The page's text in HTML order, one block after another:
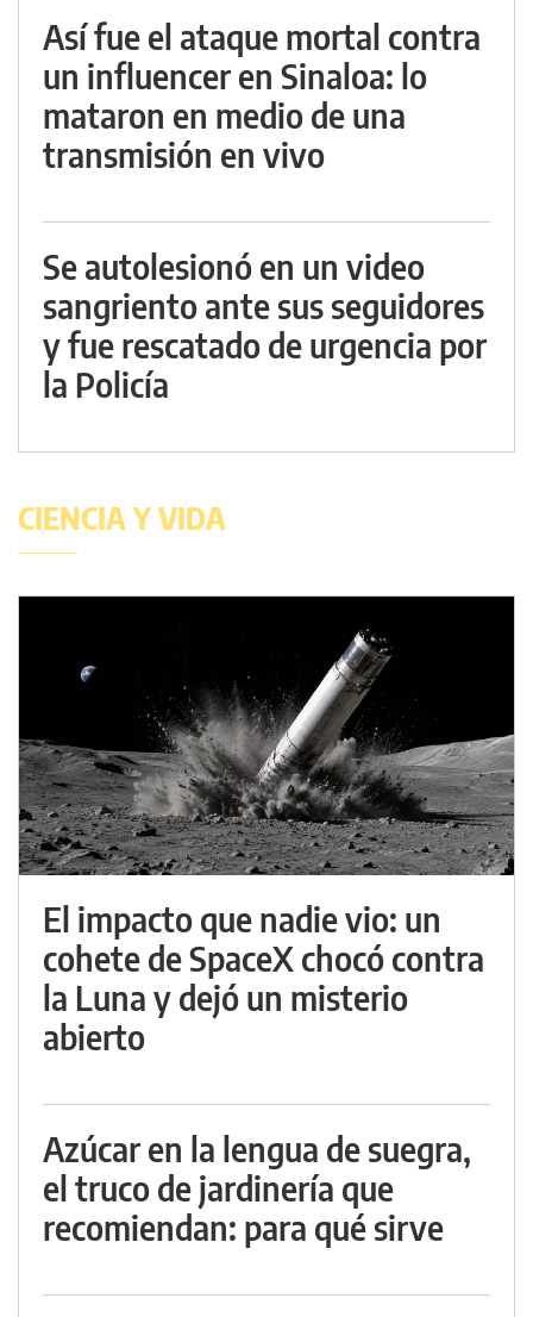
Así fue el ataque mortal contra
un influencer en Sinaloa: lo
mataron en medio de una
transmisión en vivo
Se autolesionó en un video
sangriento ante sus seguidores
y fue rescatado de urgencia por
la Policía
CIENCIA Y VIDA
El impacto que nadie vio: un
cohete de SpaceX chocó contra
la Luna y dejó un misterio
abierto
Azúcar en la lengua de suegra,
el truco de jardinería que
recomiendan: para qué sirve